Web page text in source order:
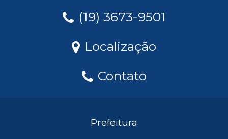
(19) 3673-9501
Localização
Contato
Prefeitura